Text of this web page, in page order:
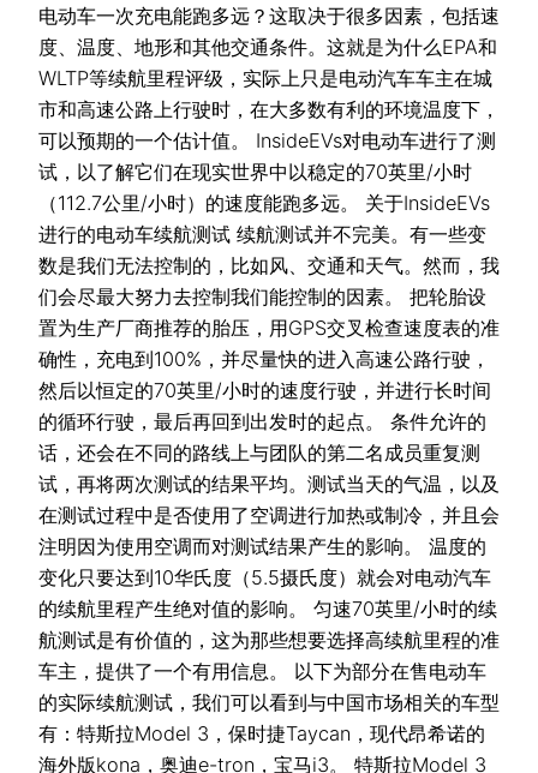
电动车一次充电能跑多远？这取决于很多因素，包括速
度、温度、地形和其他交通条件。这就是为什么EPA和
WLTP等续航里程评级，实际上只是电动汽车车主在城
市和高速公路上行驶时，在大多数有利的环境温度下，
可以预期的一个估计值。 InsideEVs对电动车进行了测
试，以了解它们在现实世界中以稳定的70英里/小时
（112.7公里/小时）的速度能跑多远。 关于InsideEVs
进行的电动车续航测试 续航测试并不完美。有一些变
数是我们无法控制的，比如风、交通和天气。然而，我
们会尽最大努力去控制我们能控制的因素。 把轮胎设
置为生产厂商推荐的胎压，用GPS交叉检查速度表的准
确性，充电到100%，并尽量快的进入高速公路行驶，
然后以恒定的70英里/小时的速度行驶，并进行长时间
的循环行驶，最后再回到出发时的起点。 条件允许的
话，还会在不同的路线上与团队的第二名成员重复测
试，再将两次测试的结果平均。测试当天的气温，以及
在测试过程中是否使用了空调进行加热或制冷，并且会
注明因为使用空调而对测试结果产生的影响。 温度的
变化只要达到10华氏度（5.5摄氏度）就会对电动汽车
的续航里程产生绝对值的影响。 匀速70英里/小时的续
航测试是有价值的，这为那些想要选择高续航里程的准
车主，提供了一个有用信息。 以下为部分在售电动车
的实际续航测试，我们可以看到与中国市场相关的车型
有：特斯拉Model 3，保时捷Taycan，现代昂希诺的
海外版kona，奥迪e-tron，宝马i3。 特斯拉Model 3